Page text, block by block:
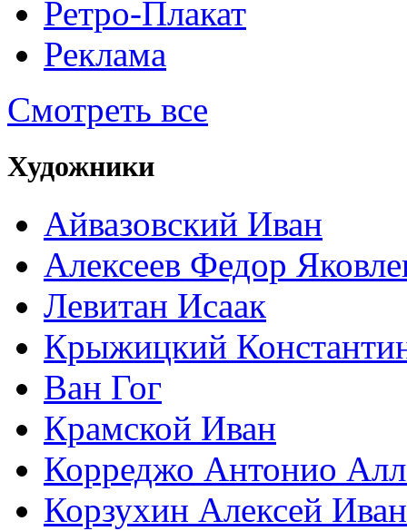
Ретро-Плакат
Реклама
Смотреть все
Художники
Айвазовский Иван
Алексеев Федор
Левитан Исаак
Крыжицкий
Ван Гог
Крамской Иван
Корреджо Антонио
Корзухин Алексей